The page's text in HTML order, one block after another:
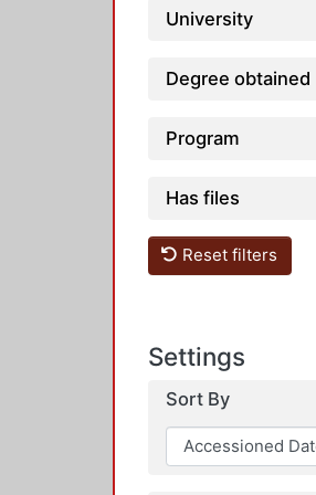
University
Degree obtained
Program
Has files
Reset filters
Settings
Sort By